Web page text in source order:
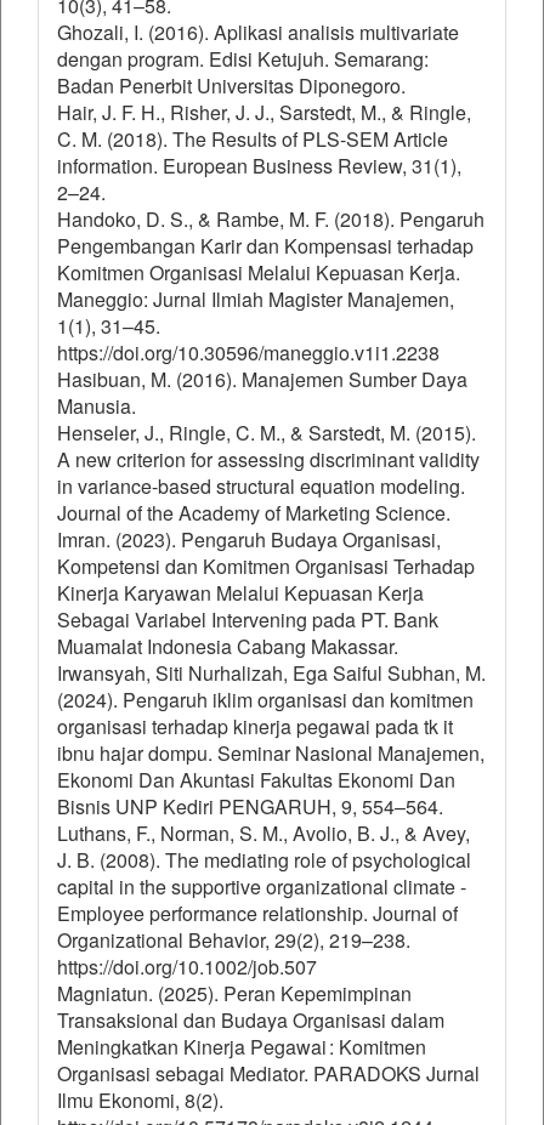
Ghozali, I. (2016). Aplikasi analisis multivariate
dengan program. Edisi Ketujuh. Semarang:
Badan Penerbit Universitas Diponegoro.
Hair, J. F. H., Risher, J. J., Sarstedt, M., & Ringle,
C. M. (2018). The Results of PLS-SEM Article
information. European Business Review, 31(1),
2–24.
Handoko, D. S., & Rambe, M. F. (2018). Pengaruh
Pengembangan Karir dan Kompensasi terhadap
Komitmen Organisasi Melalui Kepuasan Kerja.
Maneggio: Jurnal Ilmiah Magister Manajemen,
1(1), 31–45.
https://doi.org/10.30596/maneggio.v1i1.2238
Hasibuan, M. (2016). Manajemen Sumber Daya
Manusia.
Henseler, J., Ringle, C. M., & Sarstedt, M. (2015).
A new criterion for assessing discriminant validity
in variance-based structural equation modeling.
Journal of the Academy of Marketing Science.
Imran. (2023). Pengaruh Budaya Organisasi,
Kompetensi dan Komitmen Organisasi Terhadap
Kinerja Karyawan Melalui Kepuasan Kerja
Sebagai Variabel Intervening pada PT. Bank
Muamalat Indonesia Cabang Makassar.
Irwansyah, Siti Nurhalizah, Ega Saiful Subhan, M.
(2024). Pengaruh iklim organisasi dan komitmen
organisasi terhadap kinerja pegawai pada tk it
ibnu hajar dompu. Seminar Nasional Manajemen,
Ekonomi Dan Akuntasi Fakultas Ekonomi Dan
Bisnis UNP Kediri PENGARUH, 9, 554–564.
Luthans, F., Norman, S. M., Avolio, B. J., & Avey,
J. B. (2008). The mediating role of psychological
capital in the supportive organizational climate -
Employee performance relationship. Journal of
Organizational Behavior, 29(2), 219–238.
https://doi.org/10.1002/job.507
Magniatun. (2025). Peran Kepemimpinan
Transaksional dan Budaya Organisasi dalam
Meningkatkan Kinerja Pegawai : Komitmen
Organisasi sebagai Mediator. PARADOKS Jurnal
Ilmu Ekonomi, 8(2).